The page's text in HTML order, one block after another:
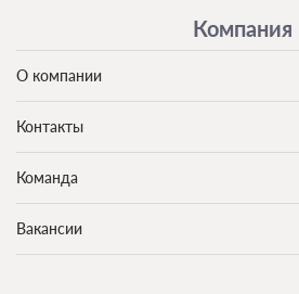
Компания
О компании
Контакты
Команда
Вакансии